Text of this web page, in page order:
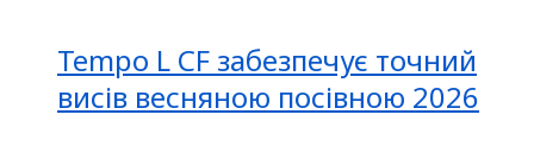
Tempo L CF забезпечує точний
висів весняною посівною 2026